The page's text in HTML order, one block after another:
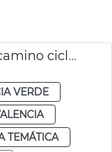
Aumento inversión nuevo camino ciclopeatonal Jardín del Túria
VERDE
TEMÁTICA